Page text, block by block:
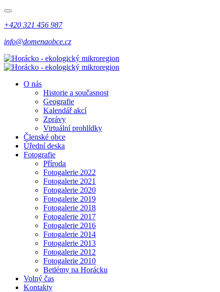
+420 321 456 987
info@domenaobce.cz
O nás
Historie a současnost
Geografie
Kalendář akcí
Zprávy
Virtuální prohlídky
Členské obce
Úřední deska
Fotografie
Příroda
Fotogalerie 2022
Fotogalerie 2021
Fotogalerie 2020
Fotogalerie 2019
Fotogalerie 2018
Fotogalerie 2017
Fotogalerie 2016
Fotogalerie 2014
Fotogalerie 2013
Fotogalerie 2012
Fotogalerie 2010
Betlémy na Horácku
Volný čas
Kontakty